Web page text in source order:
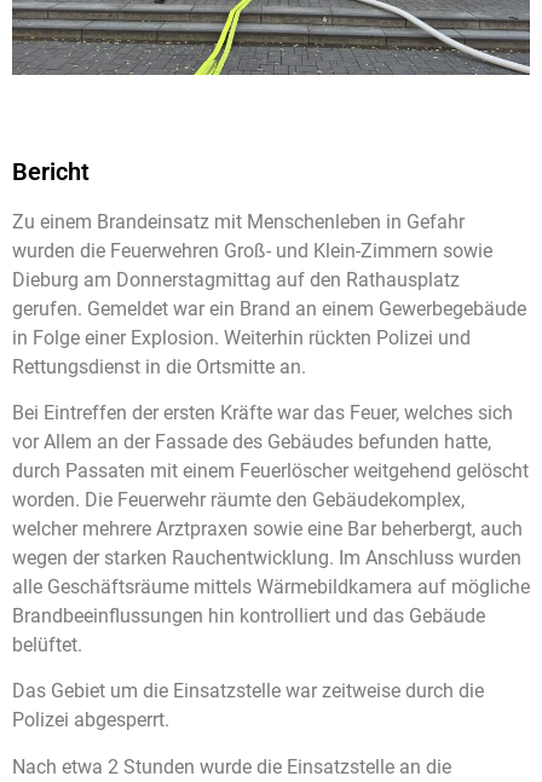
Bericht
Zu einem Brandeinsatz mit Menschenleben in Gefahr
wurden die Feuerwehren Groß- und Klein-Zimmern sowie
Dieburg am Donnerstagmittag auf den Rathausplatz
gerufen. Gemeldet war ein Brand an einem Gewerbegebäude
in Folge einer Explosion. Weiterhin rückten Polizei und
Rettungsdienst in die Ortsmitte an.
Bei Eintreffen der ersten Kräfte war das Feuer, welches sich
vor Allem an der Fassade des Gebäudes befunden hatte,
durch Passaten mit einem Feuerlöscher weitgehend gelöscht
worden. Die Feuerwehr räumte den Gebäudekomplex,
welcher mehrere Arztpraxen sowie eine Bar beherbergt, auch
wegen der starken Rauchentwicklung. Im Anschluss wurden
alle Geschäftsräume mittels Wärmebildkamera auf mögliche
Brandbeeinflussungen hin kontrolliert und das Gebäude
belüftet.
Das Gebiet um die Einsatzstelle war zeitweise durch die
Polizei abgesperrt.
Nach etwa 2 Stunden wurde die Einsatzstelle an die